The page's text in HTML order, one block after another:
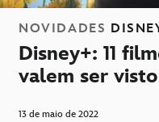
NOVIDADES
Disney+: 11
valem ser
13 de maio de 2022